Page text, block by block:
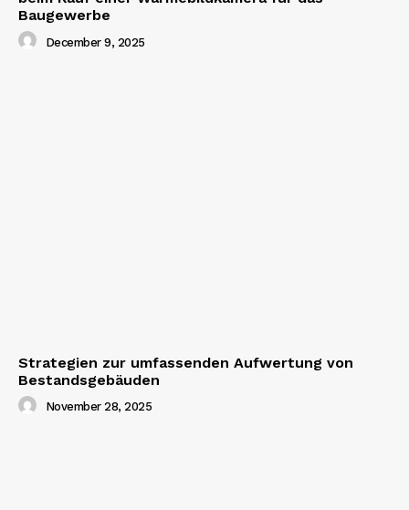
Baugewerbe
December 9, 2025
Strategien zur umfassenden Aufwertung von
Bestandsgebäuden
November 28, 2025